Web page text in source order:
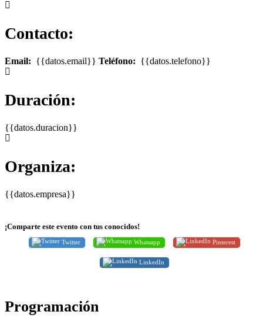
Contacto:
Email: {{datos.email}} Teléfono: {{datos.telefono}}
Duración:
{{datos.duracion}}
Organiza:
{{datos.empresa}}
¡Comparte este evento con tus conocidos!
Twitter Whatsapp Pinterest
LinkedIn
Programación